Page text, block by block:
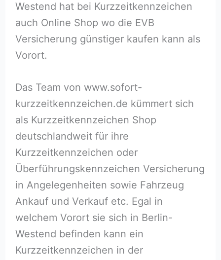
Westend hat bei Kurzzeitkennzeichen
auch Online Shop wo die EVB
Versicherung günstiger kaufen kann als
Vorort.
Das Team von www.sofort-
kurzzeitkennzeichen.de kümmert sich
als Kurzzeitkennzeichen Shop
deutschlandweit für ihre
Kurzzeitkennzeichen oder
Überführungskennzeichen Versicherung
in Angelegenheiten sowie Fahrzeug
Ankauf und Verkauf etc. Egal in
welchem Vorort sie sich in Berlin-
Westend befinden kann ein
Kurzzeitkennzeichen in der